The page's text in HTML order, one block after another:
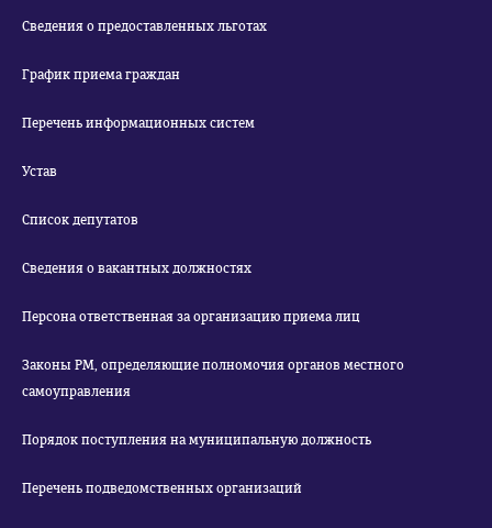
Сведения о предоставленных льготах
График приема граждан
Перечень информационных систем
Устав
Список депутатов
Сведения о вакантных должностях
Персона ответственная за организацию приема лиц
Законы РМ, определяющие полномочия органов местного
самоуправления
Порядок поступления на муниципальную должность
Перечень подведомственных организаций